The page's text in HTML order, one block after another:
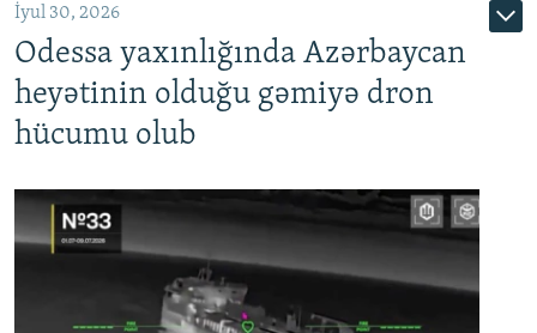
İyul 30, 2026
Odessa yaxınlığında Azərbaycan
heyətinin olduğu gəmiyə dron
hücumu olub